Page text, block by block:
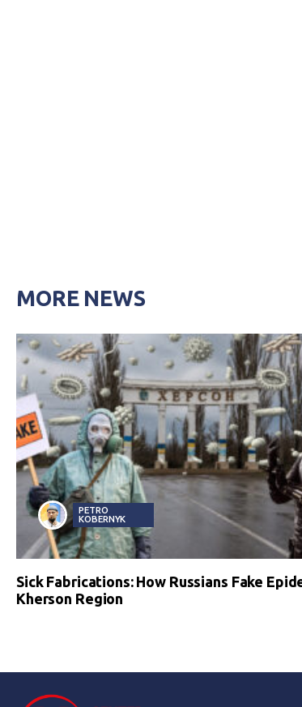
MORE NEWS
PETRO
KOBERNYK
Sick Fabrications: How Russians Fake
Kherson Region